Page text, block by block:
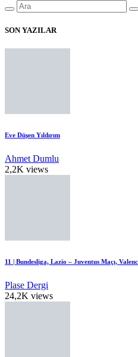
SON YAZILAR
Eve Düşen Yıldırım
Ahmet Dumlu
2,2K views
11 | Bundesliga, Lazio – Juventus Maçı,
Plase Dergi
24,2K views